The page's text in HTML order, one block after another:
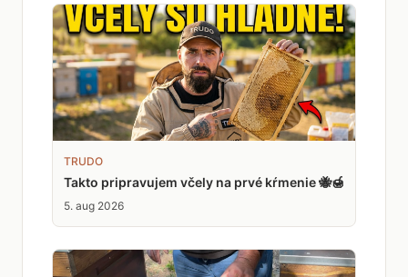
TRUDO
Takto pripravujem včely na prvé kŕmenie 🐝🍯
5. aug 2026